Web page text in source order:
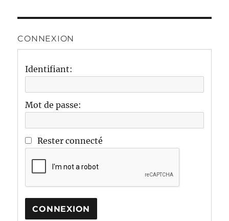
CONNEXION
Identifiant:
Mot de passe:
Rester connecté
CONNEXION